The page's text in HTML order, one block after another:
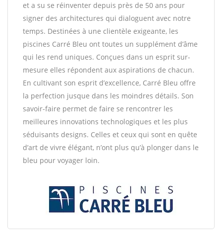
et a su se réinventer depuis près de 50 ans pour
signer des architectures qui dialoguent avec notre
temps. Destinées à une clientèle exigeante, les
piscines Carré Bleu ont toutes un supplément d’âme
qui les rend uniques. Conçues dans un esprit sur-
mesure elles répondent aux aspirations de chacun.
En cultivant son esprit d’excellence, Carré Bleu offre
la perfection jusque dans les moindres détails. Son
savoir-faire permet de faire se rencontrer les
meilleures innovations technologiques et les plus
séduisants designs. Celles et ceux qui sont en quête
d’art de vivre élégant, n’ont plus qu’à plonger dans le
bleu pour voyager loin.